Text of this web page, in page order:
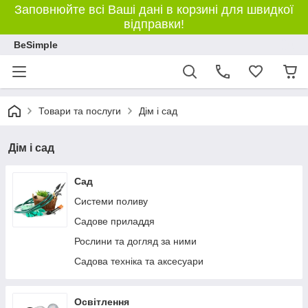
Заповнюйте всі Ваші дані в корзині для швидкої
відправки!
BeSimple
Товари та послуги Дім і сад
Дім і сад
Сад
Системи поливу
Садове приладдя
Рослини та догляд за ними
Садова техніка та аксесуари
Освітлення